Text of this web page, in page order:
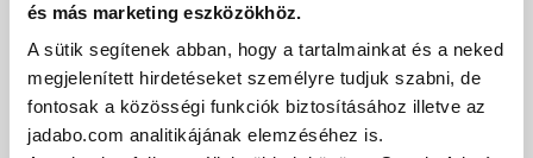
és más marketing eszközökhöz.
A sütik segítenek abban, hogy a tartalmainkat és a neked
megjelenített hirdetéseket személyre tudjuk szabni, de
fontosak a közösségi funkciók biztosításához illetve az
jadabo.com analitikájának elemzéséhez is.
Eurostar D-Max Tele 55 Uv 2,70m